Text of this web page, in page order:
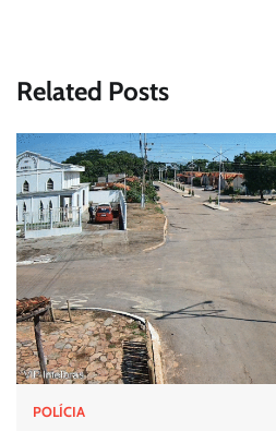
Related Posts
POLÍCIA